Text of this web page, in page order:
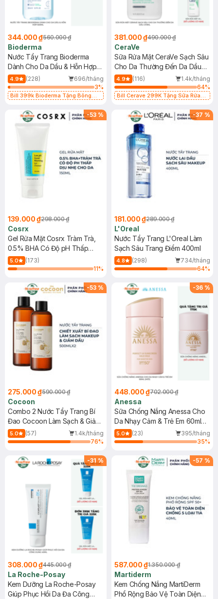
344.000 ₫560.000 ₫
Bioderma
Nước Tẩy Trang Bioderma
Dành Cho Da Dầu & Hỗn Hợp
500ml
4.9 (228)
696/tháng
3%
Bill 399k Bioderma Tặng Bông
381.000 ₫490.000 ₫
CeraVe
Sữa Rửa Mặt CeraVe Sạch Sâu
Cho Da Thường Đến Da Dầu
473ml
4.9 (116)
1.4k/tháng
64%
Bill Cerave 299K Tặng Sữa Rửa
-53 %
139.000 ₫298.000 ₫
Cosrx
Gel Rửa Mặt Cosrx Tràm Trà,
0.5% BHA Có Độ pH Thấp
150ml
5.0
(173)
11%
-37 %
181.000 ₫289.000 ₫
L'Oreal
Nước Tẩy Trang L'Oreal Làm
Sạch Sâu Trang Điểm 400ml
4.8 (298)
734/tháng
64%
-53 %
275.000 ₫590.000 ₫
Cocoon
Combo 2 Nước Tẩy Trang Bí
Đao Cocoon Làm Sạch & Giảm
Dầu 500ml
5.0 (57)
1.4k/tháng
76%
-36 %
448.000 ₫702.000 ₫
Anessa
Sữa Chống Nắng Anessa Cho
Da Nhạy Cảm & Trẻ Em 60ml
(Mới)
5.0 (23)
395/tháng
35%
-31 %
308.000 ₫445.000 ₫
La Roche-Posay
Kem Dưỡng La Roche-Posay
Giúp Phục Hồi Da Đa Công
-57 %
587.000 ₫1.350.000 ₫
Martiderm
Kem Chống Nắng MartiDerm
Phổ Rộng Bảo Vệ Toàn Diện